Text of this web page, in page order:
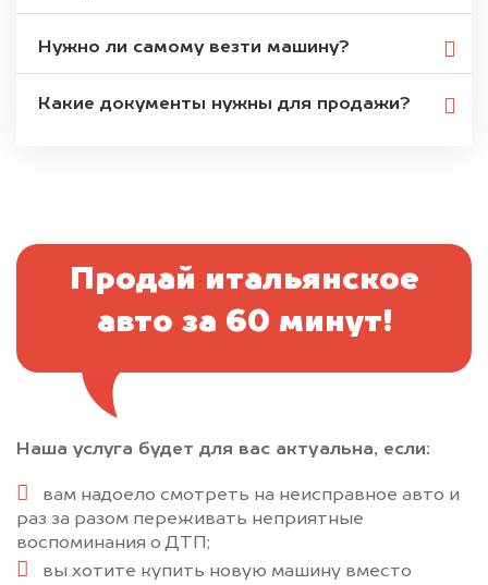
Нужно ли самому везти машину?
Какие документы нужны для продажи?
Продай итальянское
авто за 60 минут!
Наша услуга будет для вас актуальна, если:
вам надоело смотреть на неисправное авто и
раз за разом переживать неприятные
воспоминания о ДТП;
вы хотите купить новую машину вместо